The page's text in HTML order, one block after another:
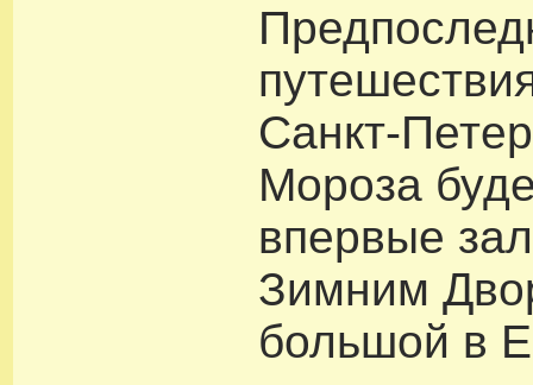
Санкт-
Мороза
впервые
Зимним
большой в